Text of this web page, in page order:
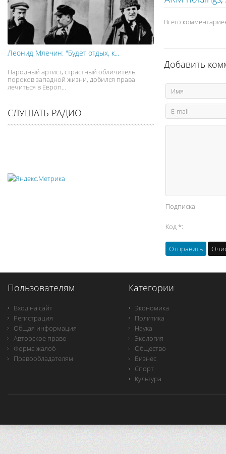
Всего
Добавить
Подписка:
Код *:
Леонид Млечин: "Будет отдых, к...
Народный артист, страстный обличитель
пороков западной жизни, добился права
лечиться в Европ...
СЛУШАТЬ РАДИО
Пользователям
Вход на сайт
Регистрация
Общая информация
Авторское право
Форма жалоб
Правообладателям
Категории
Экономика
Политика
Наука
Экология
Общество
Бизнес
Спорт
Культура